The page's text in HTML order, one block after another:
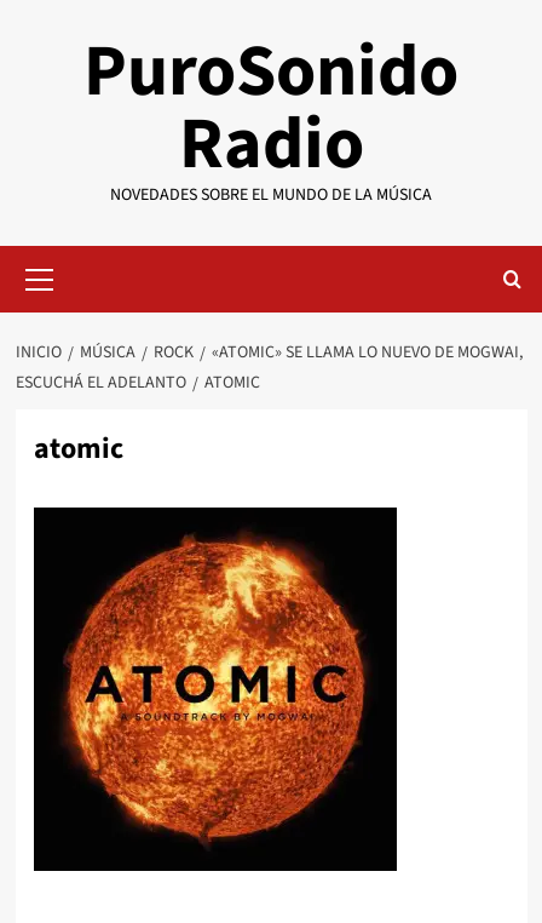
PuroSonido
Radio
NOVEDADES SOBRE EL MUNDO DE LA MÚSICA
primario
INICIO MÚSICA ROCK
«ATOMIC» SE LLAMA LO NUEVO DE MOGWAI,
ESCUCHÁ EL ADELANTO
ATOMIC
atomic